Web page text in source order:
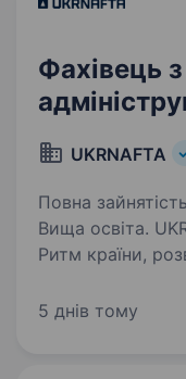
Фахівець
UKRNAFTA
Повна
Вища освіта. UKRNAFTA. Тут тримають ритм.
Ритм країни,
Сьогодні це 2
5 днів тому